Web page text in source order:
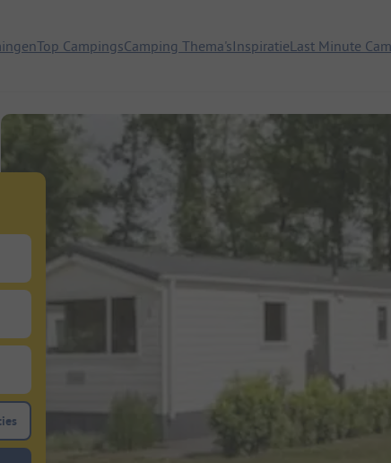
Top CampingsCamping Thema'sInspiratieLast Minute
te zoeken naar staanplaatsen
filterknop huuraccommodaties om te zoeken naar huuraccommodaties